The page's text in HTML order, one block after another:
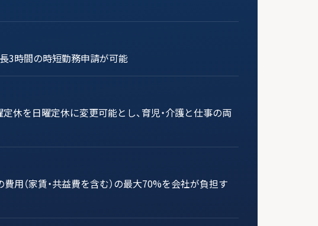
3時間の時短勤務申請が可能
休を日曜定休に変更可能とし、育児・介護と仕事の両
用（家賃・共益費を含む）の最大70%を会社が負担す